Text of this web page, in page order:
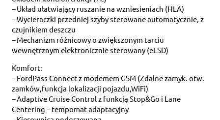
– Układ ułatwiający ruszanie na wzniesieniach (HLA)
– Wycieraczki przedniej szyby sterowane automatycznie, z
czujnikiem deszczu
– Mechanizm różnicowy o zwiększonym tarciu
wewnętrznym elektronicznie sterowany (eLSD)
Komfort:
– FordPass Connect z modemem GSM (Zdalne zamyk. otw.
zamków,funkcja lokalizacji pojazdu,WiFi)
– Adaptive Cruise Control z funkcją Stop&Go i Lane
Centering – tempomat adaptacyjny